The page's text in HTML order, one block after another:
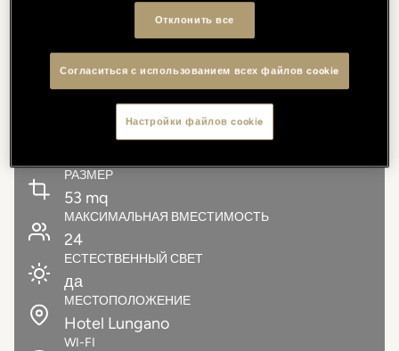
месторасположение в нескольких шагах от Picteau Bistrot & Bar
и от ресторана Borgo San Jacopo (1 звезда Мишлен): в этом
развлекательные мероприятия, а гастрономические
ланчи и более изысканные ужины.
РАЗМЕР
53 mq
МАКСИМАЛЬНАЯ ВМЕСТИМОСТЬ
24
ЕСТЕСТВЕННЫЙ СВЕТ
да
МЕСТОПОЛОЖЕНИЕ
Hotel Lungano
WI-FI
Отклонить все
Согласиться с использованием всех файлов cookie
Настройки файлов cookie